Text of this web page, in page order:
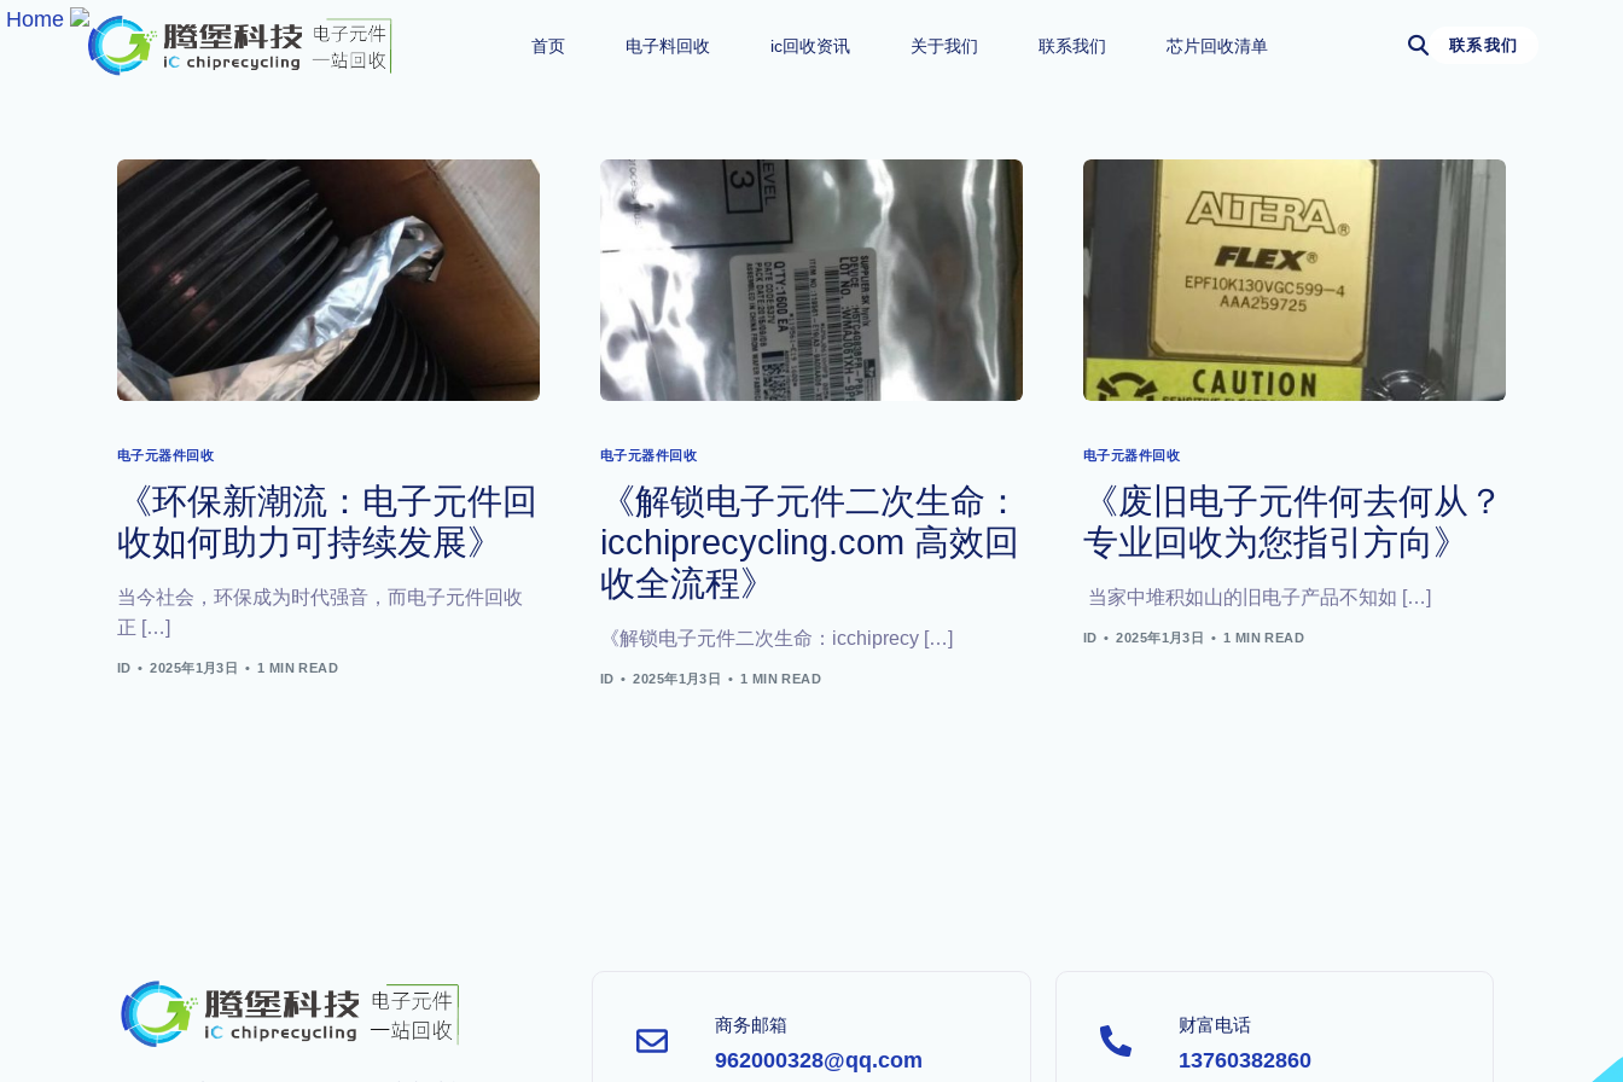
首页 电子料回收 ic回收资讯 关于我们 联系我们 芯片回收清单 联系我们
Home
电子元器件回收
《环保新潮流：电子元件回
收如何助力可持续发展》
当今社会，环保成为时代强音，而电子元件回收
正 […]
ID 2025年1月3日 1 MIN READ
电子元器件回收
《解锁电子元件二次生命：
icchiprecycling.com 高效回
收全流程》
《解锁电子元件二次生命：icchiprecy […]
ID 2025年1月3日 1 MIN READ
电子元器件回收
《废旧电子元件何去何从？
专业回收为您指引方向》
当家中堆积如山的旧电子产品不知如 […]
ID 2025年1月3日 1 MIN READ
商务邮箱
962000328@qq.com
财富电话
13760382860